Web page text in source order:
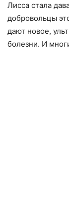
Лисса стала
добровольцы
дают новое,
болезни. И